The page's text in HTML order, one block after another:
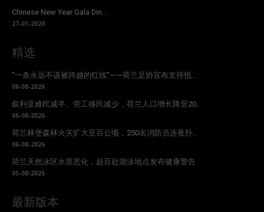
Chinese New Year Gala Din...
27-01-2020
精选
“一条永远不该被跨越的红线”——荷兰足协宣布支持抵...
06-08-2026
叙利亚难民减半、劳工移民减少，荷兰人口增长降至20...
06-08-2026
荷兰林堡森林火灾扩大至百公顷，250名消防员连夜扑...
06-08-2026
荷兰天然泳区水质恶化，超百处游泳地点发布健康警告
05-08-2026
最新版本